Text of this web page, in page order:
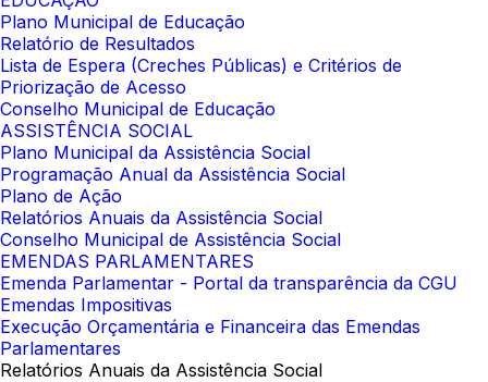
Plano Municipal de Educação
Relatório de Resultados
Lista de Espera (Creches Públicas) e Critérios de
Priorização de Acesso
Conselho Municipal de Educação
ASSISTÊNCIA SOCIAL
Plano Municipal da Assistência Social
Programação Anual da Assistência Social
Plano de Ação
Relatórios Anuais da Assistência Social
Conselho Municipal de Assistência Social
EMENDAS PARLAMENTARES
Emenda Parlamentar - Portal da transparência da CGU
Emendas Impositivas
Execução Orçamentária e Financeira das Emendas
Parlamentares
Relatórios Anuais da Assistência Social